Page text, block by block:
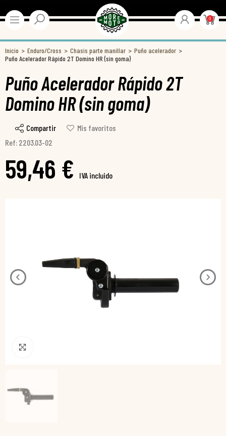
0
Inicio Enduro/Cross Chasis parte manillar
Puño acelerador
Puño Acelerador Rápido 2T Domino HR (sin goma)
Puño Acelerador Rápido 2T
Domino HR (sin goma)
Compartir
Mis favoritos
Ref: 2203.03-02
59,46 € IVA incluido